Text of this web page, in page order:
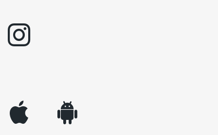
instagram
appleinc android